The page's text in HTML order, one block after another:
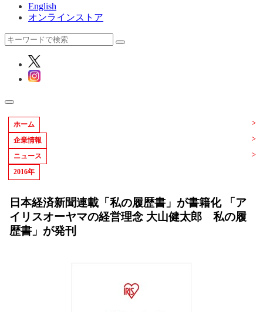
English
オンラインストア
ホーム
企業情報
ニュース
2016年
日本経済新聞連載「私の履歴書」が書籍化 「ア
イリスオーヤマの経営理念 大山健太郎 私の履
歴書」が発刊